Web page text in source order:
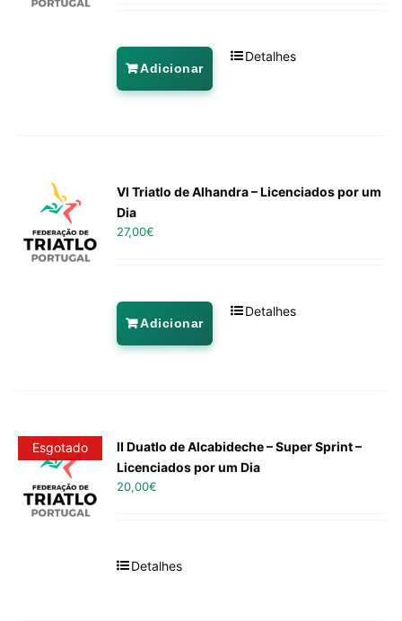
Adicionar
Detalhes
VI Triatlo de Alhandra – Licenciados por um
Dia
27,00€
Adicionar
Detalhes
Esgotado
II Duatlo de Alcabideche – Super Sprint –
Licenciados por um Dia
20,00€
Detalhes